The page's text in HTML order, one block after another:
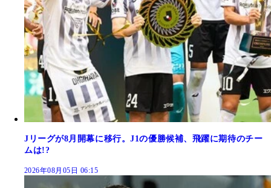
Jリーグが8月開幕に移行。J1の優勝候補、飛躍に期待のチー
ムは!?
2026年08月05日 06:15